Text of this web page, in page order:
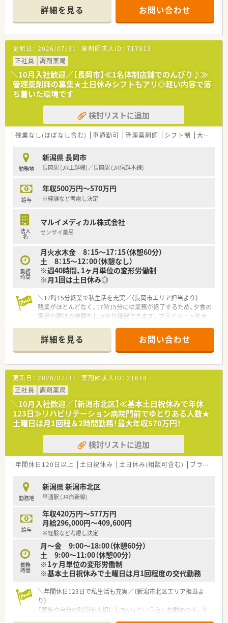
意欲的な方を全力でサポートします！
＊------------------------------------------＊
【店舗情報と応需状況について】
■新津駅から車で8分の場所に位置しており、広々とした駐車場
を完備しているため毎日のマイカー通勤が非常に快適です。
■内科や小児科から皮膚科、泌尿器科まで多科目を応需してお
り、1日に約100枚の処方箋を安定的に受け付けています。
■近隣の病院との連携が非常にスムーズで、地域の医療拠点とし
て多様な症例に触れることができるやりがいのある環境です。
【法人特徴について】
■新潟県内で地域に根ざした薬局運営を行っており、大手チェー
ンとは一線を画すアットホームで柔軟な対応が大きな魅力で
す。
■産休や育休、介護休暇の取得実績が豊富にあるため、将来のラ
す。
■教育制度の充実に力を入れており、社内勉強会の開催などを通
じて薬剤師としての専門性を常に高めていける土壌がありま
【求人情報について】
地域で腰を据えて長期的に働きたい方に最適な条件が揃ってい
ます。
■週休2日制に加えて年間休日は126日と非常に多く、心身とも
■薬剤師手当や世帯主手当、家族手当といった諸手当が充実して
おり、生活背景に合わせた手厚い給与体系が構築されています。
詳細を見る お問い合わせ
更新日： 2026/07/31 薬剤師求人ID： 717813
正社員
調剤薬局
＼10月入社歓迎／【長岡市】≪1名体制店舗でのんびり♪≫
管理薬剤師の募集★土日休みシフトもアリ◎軽い内容で落
ち着いた環境です
検討リストに追加
残業なし(ほぼなし含む) 車通勤可 管理薬剤師 シフト制 大手チェーン以外
勤務地
新潟県 長岡市
長岡駅 (JR上越線)／長岡駅 (JR信越本線)
給与
年収500万円～570万円
※経験など考慮し決定
法人
名
マルイメディカル株式会社
センザイ薬局
勤務
時間
月火水木金 8：15～17：15（休憩60分）
土 8：15～12：00（休憩なし）
※週40時間、1ヶ月単位の変形労働制
※月1回は土日休み◎
＼17時15分終業で私生活を充実／（長岡市エリア担当より）
残業がほとんどなく、17時15分には業務が終了するため、夕食の
準備や趣味の時間をしっかり確保できます。プライベートを大
＊------------------------------------------＊
【店舗情報と応需状況について】
■近隣の医療機関から内科や呼吸器科の処方箋をメインに受け
ており、一日あたりの枚数は20枚から30枚程度と少なめです。
■処方内容は比較的軽いものが多いため、一つひとつの調剤や服
薬指導に対してじっくりと丁寧に向き合うことが可能です。
■JR長岡駅から車で約7分の場所に位置しており、無料駐車場も
完備されているため天候に左右されず毎日の通勤が快適です。
【法人特徴について】
■長岡市と見附市を中心にグループ全体で8店舗を展開してお
り、地域に密着した安定感のある経営基盤を誇る優良企業です。
■全ての店舗がクリニック門前に位置しているため、特定の応需
科目におけるスペシャリストを目指せる環境が整っています。
■従業員が安心して長く働けるよう福利厚生を充実させており、
す。
【求人情報について】
■正社員の想定年収は500万円から570万円となっており、これ
までのご経験やスキルを十分に考慮した上で決定されます。
■昇給は年1回、賞与は年2回で合計3ヶ月分の支給実績があり、
安定した収入を得ながら着実にキャリアを築くことが可能で
す。
■60歳以降の採用については契約社員としての雇用になります
が、条件面などの詳細については個別のご相談に応じています。
■月曜日から金曜日までは17時15分が終業時刻となっており、
残業もほとんど発生しないため私生活との両立が容易です。
■基本は週6日の勤務体系ですが、月に1回は土曜日または平日
詳細を見る お問い合わせ
更新日： 2026/07/31 薬剤師求人ID： 21618
正社員
調剤薬局
＼10月入社歓迎／【新潟市北区】≪基本土日祝休みで年休
123日≫リハビリテーション病院門前でゆとりある人数★
土曜日は月1回程＆2時間勤務！最大年収570万円！
検討リストに追加
年間休日120日以上 土日祝休み 土日休み(相談可含む) ブランク可
勤務地
新潟県 新潟市北区
早通駅 (JR白新線)
給与
年収420万円～577万円
月給296,000円～409,600円
※経験など考慮し決定
勤務
時間
月～金 9:00～18:00（休憩60分）
土 9:00～11:00（休憩00分）
※1ヶ月単位の変形労働制
※基本土日祝休みで土曜日は月1回程度の交代勤務
＼年間休日123日で私生活も充実／（新潟市北区エリア担当よ
り）
「家族や自分の時間を大切にしたい」という方にお勧めです。年